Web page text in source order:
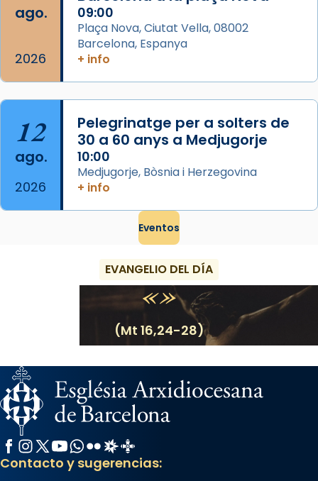
View on Facebook · Share
ago.
2026
09:00
Plaça Nova, Ciutat Vella, 08002
Barcelona, Espanya
+ info
12
ago.
2026
Pelegrinatge per a solters de
30 a 60 anys a Medjugorje
10:00
Medjugorje, Bòsnia i Herzegovina
+ info
Eventos
EVANGELIO DEL DÍA
(Mt 16,24-28)
Facebook
Instagram
X / Twitter
YouTube
WhatsApp
FlickrRadio Estel
Catalunya Cristiana
Contacto y sugerencias: